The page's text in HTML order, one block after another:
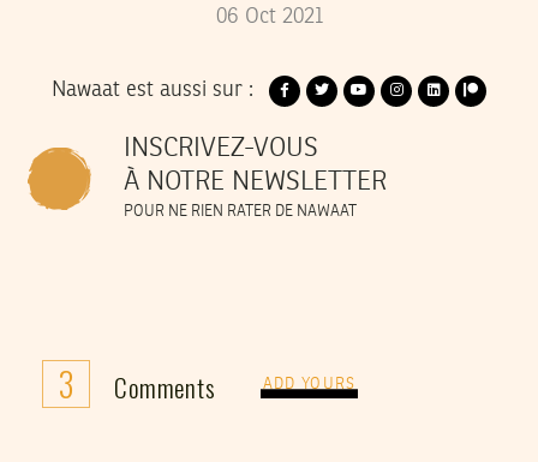
06 Oct 2021
Nawaat est aussi sur :
INSCRIVEZ-VOUS
À NOTRE NEWSLETTER
POUR NE RIEN RATER DE NAWAAT
3 Comments ADD YOURS